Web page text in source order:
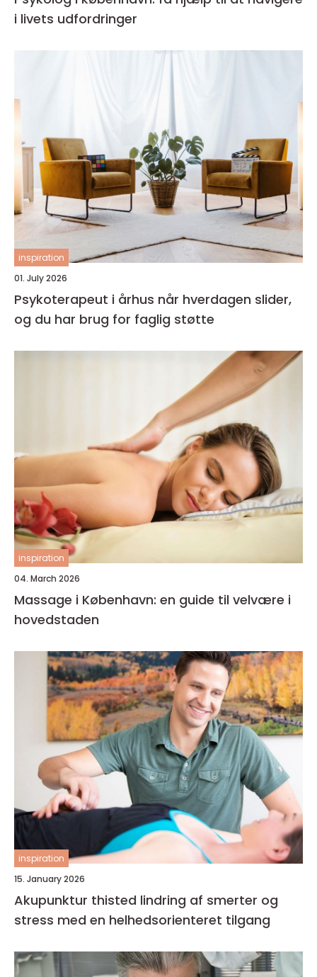
i livets udfordringer
inspiration
01. July 2026
Psykoterapeut i århus når hverdagen slider,
og du har brug for faglig støtte
inspiration
04. March 2026
Massage i København: en guide til velvære i
hovedstaden
inspiration
15. January 2026
Akupunktur thisted lindring af smerter og
stress med en helhedsorienteret tilgang